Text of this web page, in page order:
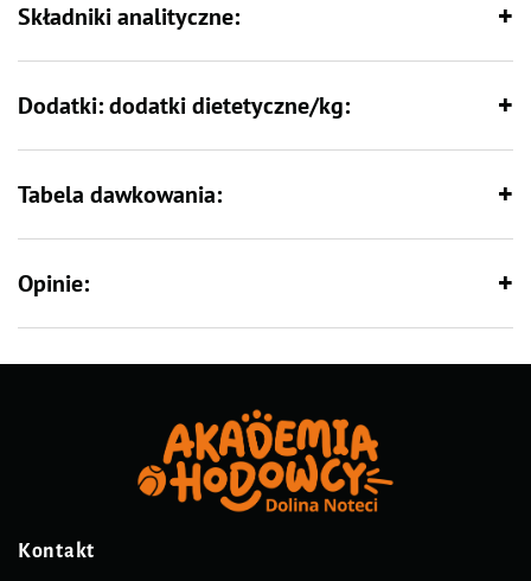
Składniki analityczne:
Dodatki: dodatki dietetyczne/kg:
Tabela dawkowania:
Opinie:
Kontakt